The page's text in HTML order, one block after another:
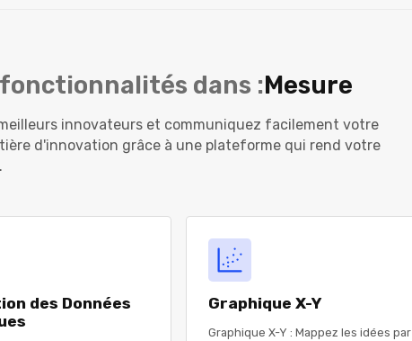
fonctionnalités dans :Mesure
innovateurs et communiquez facilement votre
d'innovation grâce à une plateforme qui rend votre
des Données
Graphique X-Y
Graphique X-Y : Mappez les idées par